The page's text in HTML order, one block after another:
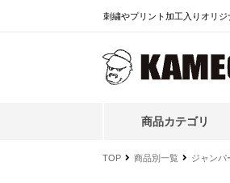
刺繍やプリント加工入りオリ
商品カテゴリ
TOP 商品別一覧 ジャンパ